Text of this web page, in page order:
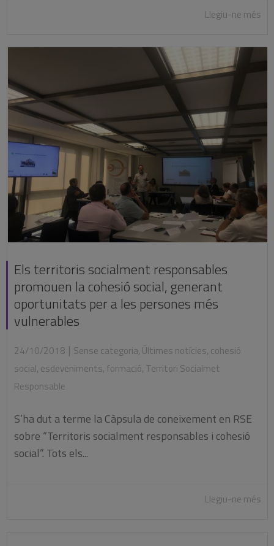
Llegiu-ne més
Els territoris socialment responsables
promouen la cohesió social, generant
oportunitats per a les persones més
vulnerables
24/10/2018 | Sense categoria, Últimes notícies, cohesió
social, esdeveniments, formació, Territori Socialmet
Responsable
S’ha dut a terme la Càpsula de coneixement en RSE
sobre “Territoris socialment responsables i cohesió
social”. Tots els...
Llegiu-ne més